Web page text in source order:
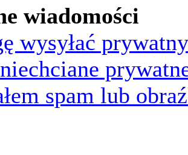
wiadomości
wysyłać
spam lub